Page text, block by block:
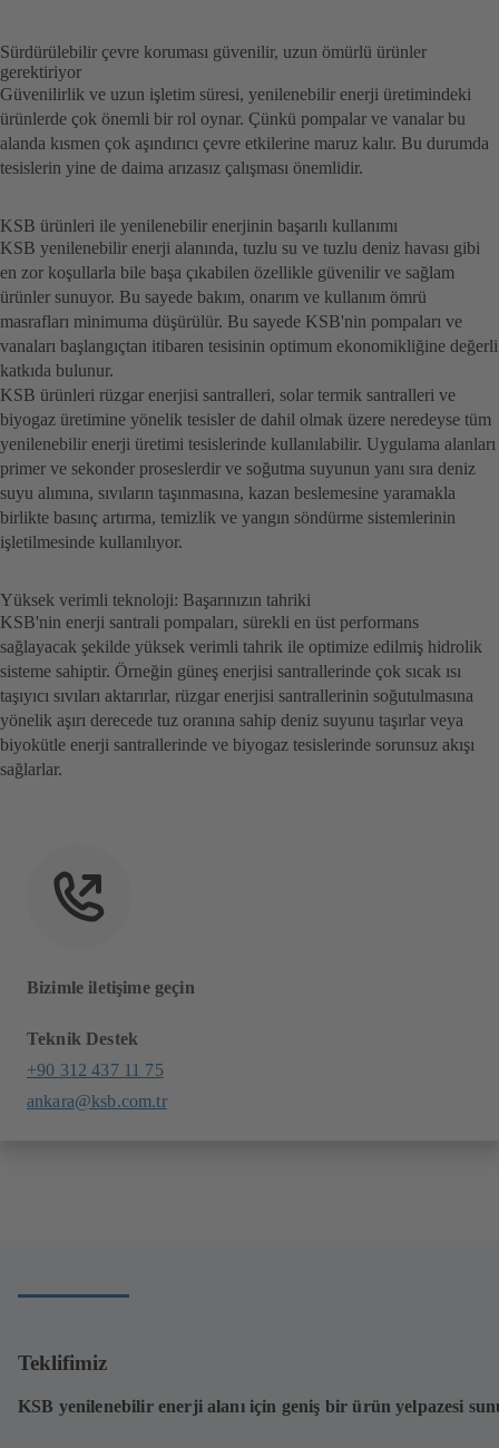
Sürdürülebilir çevre koruması güvenilir, uzun ömürlü ürünler
gerektiriyor
Güvenilirlik ve uzun işletim süresi, yenilenebilir enerji üretimindeki
ürünlerde çok önemli bir rol oynar. Çünkü pompalar ve vanalar bu
alanda kısmen çok aşındırıcı çevre etkilerine maruz kalır. Bu durumda
tesislerin yine de daima arızasız çalışması önemlidir.
KSB ürünleri ile yenilenebilir enerjinin başarılı kullanımı
KSB yenilenebilir enerji alanında, tuzlu su ve tuzlu deniz havası gibi
en zor koşullarla bile başa çıkabilen özellikle güvenilir ve sağlam
ürünler sunuyor. Bu sayede bakım, onarım ve kullanım ömrü
masrafları minimuma düşürülür. Bu sayede KSB'nin pompaları ve
vanaları başlangıçtan itibaren tesisinin optimum ekonomikliğine değerli
katkıda bulunur.
KSB ürünleri rüzgar enerjisi santralleri, solar termik santralleri ve
biyogaz üretimine yönelik tesisler de dahil olmak üzere neredeyse tüm
yenilenebilir enerji üretimi tesislerinde kullanılabilir. Uygulama alanları
primer ve sekonder proseslerdir ve soğutma suyunun yanı sıra deniz
suyu alımına, sıvıların taşınmasına, kazan beslemesine yaramakla
birlikte basınç artırma, temizlik ve yangın söndürme sistemlerinin
işletilmesinde kullanılıyor.
Yüksek verimli teknoloji: Başarınızın tahriki
KSB'nin enerji santrali pompaları, sürekli en üst performans
sağlayacak şekilde yüksek verimli tahrik ile optimize edilmiş hidrolik
sisteme sahiptir. Örneğin güneş enerjisi santrallerinde çok sıcak ısı
taşıyıcı sıvıları aktarırlar, rüzgar enerjisi santrallerinin soğutulmasına
yönelik aşırı derecede tuz oranına sahip deniz suyunu taşırlar veya
biyokütle enerji santrallerinde ve biyogaz tesislerinde sorunsuz akışı
sağlarlar.
Bizimle iletişime geçin
Teknik Destek
+90 312 437 11 75
ankara@ksb.com.tr
Teklifimiz
KSB yenilenebilir enerji alanı için geniş bir ürün yelpazesi